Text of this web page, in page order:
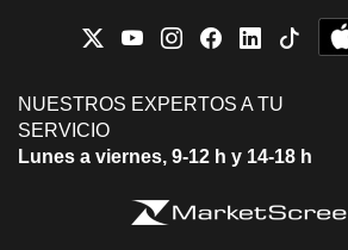
NUESTROS EXPERTOS A TU
SERVICIO
Lunes a viernes, 9-12 h y 14-18 h